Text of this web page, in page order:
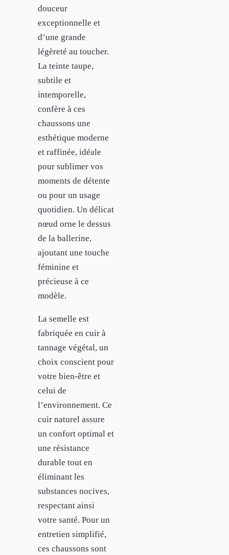
douceur
exceptionnelle et
d’une grande
légèreté au toucher.
La teinte taupe,
subtile et
intemporelle,
confère à ces
chaussons une
esthétique moderne
et raffinée, idéale
pour sublimer vos
moments de détente
ou pour un usage
quotidien. Un délicat
nœud orne le dessus
de la ballerine,
ajoutant une touche
féminine et
précieuse à ce
modèle.
La semelle est
fabriquée en cuir à
tannage végétal, un
choix conscient pour
votre bien-être et
celui de
l’environnement. Ce
cuir naturel assure
un confort optimal et
une résistance
durable tout en
éliminant les
substances nocives,
respectant ainsi
votre santé. Pour un
entretien simplifié,
ces chaussons sont